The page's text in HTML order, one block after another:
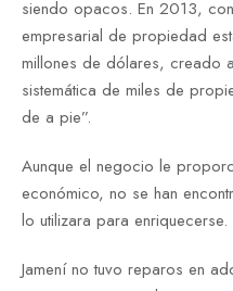
siendo opacos. En 2013,
empresarial de propiedad
millones de dólares, creado
sistemática de miles de
de a pie”.
Aunque el negocio le
económico, no se han
lo utilizara para enriquecerse.
Jamení no tuvo reparos en